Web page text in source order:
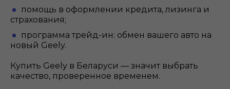
помощь в оформлении кредита, лизинга и
страхования;
программа трейд-ин: обмен вашего авто на
новый Geely.
Купить Geely в Беларуси — значит выбрать
качество, проверенное временем.